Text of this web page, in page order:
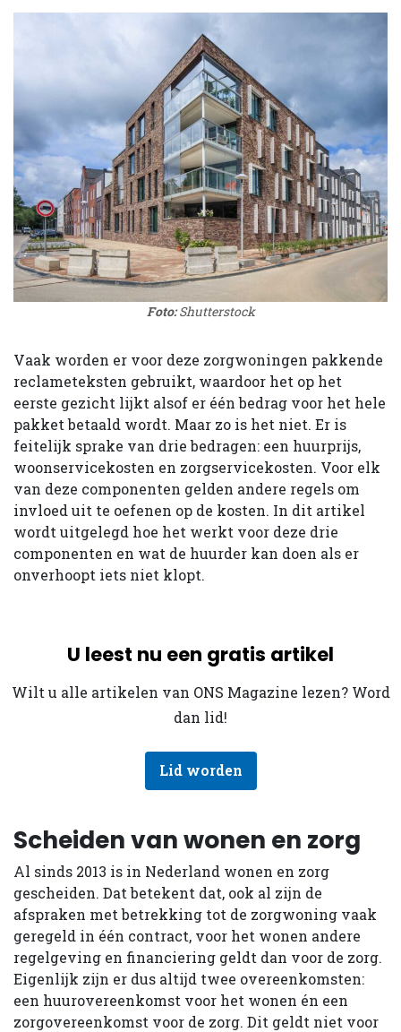
Foto:Shutterstock
Vaak worden er voor deze zorgwoningen pakkende
reclameteksten gebruikt, waardoor het op het
eerste gezicht lijkt alsof er één bedrag voor het hele
pakket betaald wordt. Maar zo is het niet. Er is
feitelijk sprake van drie bedragen: een huurprijs,
woonservicekosten en zorgservicekosten. Voor elk
van deze componenten gelden andere regels om
invloed uit te oefenen op de kosten. In dit artikel
wordt uitgelegd hoe het werkt voor deze drie
componenten en wat de huurder kan doen als er
onverhoopt iets niet klopt.
U leest nu een gratis artikel
Wilt u alle artikelen van ONS Magazine lezen? Word
dan lid!
Lid worden
Scheiden van wonen en zorg
Al sinds 2013 is in Nederland wonen en zorg
gescheiden. Dat betekent dat, ook al zijn de
afspraken met betrekking tot de zorgwoning vaak
geregeld in één contract, voor het wonen andere
regelgeving en financiering geldt dan voor de zorg.
Eigenlijk zijn er dus altijd twee overeenkomsten:
een huurovereenkomst voor het wonen én een
zorgovereenkomst voor de zorg. Dit geldt niet voor